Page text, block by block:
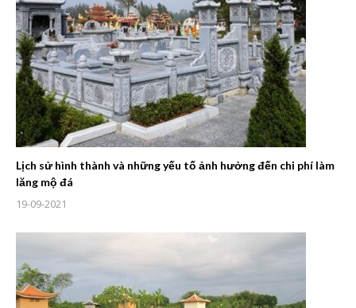
Lịch sử hình thành và những yếu tố ảnh hưởng đến chi phí làm
lăng mộ đá
19-09-2021